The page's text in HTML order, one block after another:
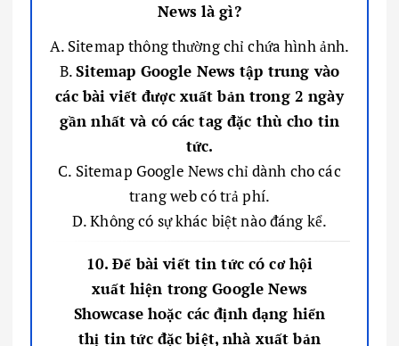
News là gì?
A. Sitemap thông thường chỉ chứa hình ảnh.
B.Sitemap Google News tập trung vào
các bài viết được xuất bản trong 2 ngày
gần nhất và có các tag đặc thù cho tin
tức.
C. Sitemap Google News chỉ dành cho các
trang web có trả phí.
D. Không có sự khác biệt nào đáng kể.
10. Để bài viết tin tức có cơ hội
xuất hiện trong Google News
Showcase hoặc các định dạng hiển
thị tin tức đặc biệt, nhà xuất bản